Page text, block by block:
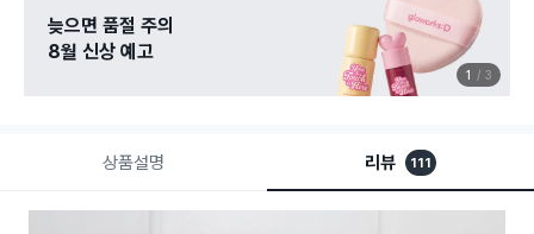
늦으면 품절 주의
8월 신상 예고
1 3
상품설명 리뷰 111